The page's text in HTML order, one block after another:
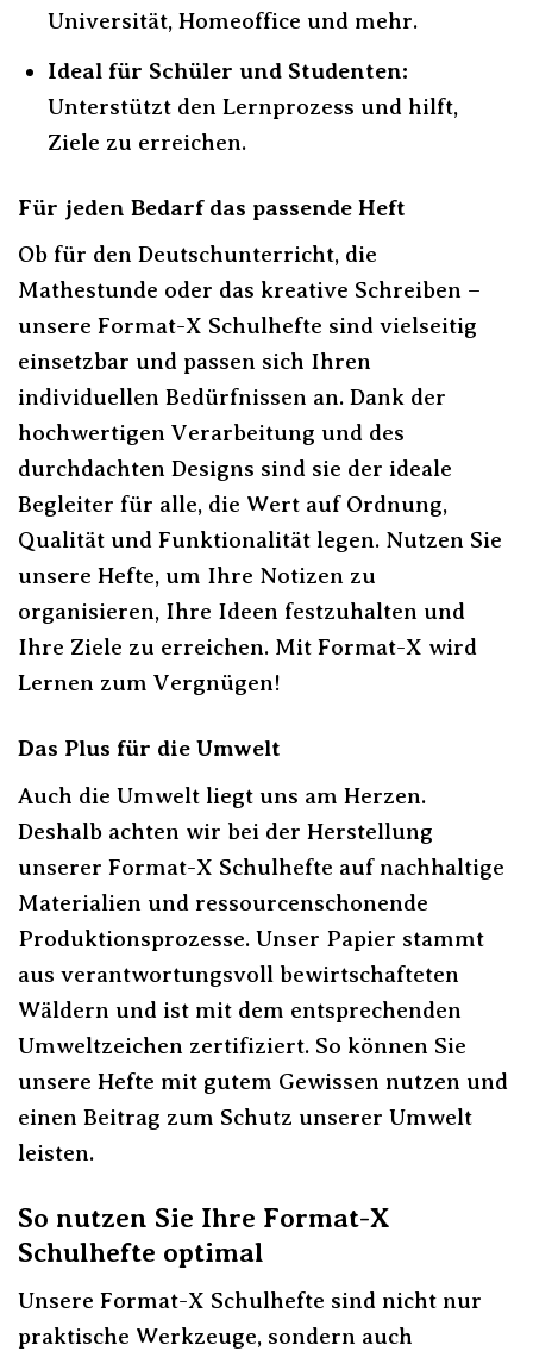
Universität, Homeoffice und mehr.
Ideal für Schüler und Studenten:
Unterstützt den Lernprozess und hilft,
Ziele zu erreichen.
Für jeden Bedarf das passende Heft
Ob für den Deutschunterricht, die
Mathestunde oder das kreative Schreiben –
unsere Format-X Schulhefte sind vielseitig
einsetzbar und passen sich Ihren
individuellen Bedürfnissen an. Dank der
hochwertigen Verarbeitung und des
durchdachten Designs sind sie der ideale
Begleiter für alle, die Wert auf Ordnung,
Qualität und Funktionalität legen. Nutzen Sie
unsere Hefte, um Ihre Notizen zu
organisieren, Ihre Ideen festzuhalten und
Ihre Ziele zu erreichen. Mit Format-X wird
Lernen zum Vergnügen!
Das Plus für die Umwelt
Auch die Umwelt liegt uns am Herzen.
Deshalb achten wir bei der Herstellung
unserer Format-X Schulhefte auf nachhaltige
Materialien und ressourcenschonende
Produktionsprozesse. Unser Papier stammt
aus verantwortungsvoll bewirtschafteten
Wäldern und ist mit dem entsprechenden
Umweltzeichen zertifiziert. So können Sie
unsere Hefte mit gutem Gewissen nutzen und
einen Beitrag zum Schutz unserer Umwelt
leisten.
So nutzen Sie Ihre Format-X
Schulhefte optimal
Unsere Format-X Schulhefte sind nicht nur
praktische Werkzeuge, sondern auch